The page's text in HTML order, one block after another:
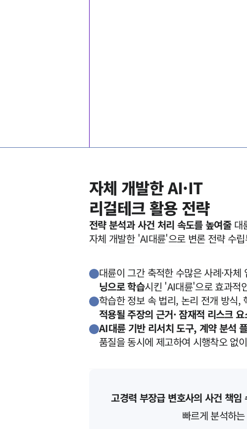
자체 개발한 AI·IT
리걸테크 활용 전략
전략 분석과 사건 처리 속도를 높여줄 대
대륜이 그간 축적한 수많은 사례·자체
닝으로 학습시킨 'AI대륜'으로 효과적
학습한 정보 속 법리, 논리 전개 방식,
적용될 주장의 근거· 잠재적 리스크
AI대륜 기반 리서치 도구, 계약 분석
품질을 동시에 제고하여 시행착오 없
고경력 부장급 변호사의 사건 책임
빠르게 분석하는